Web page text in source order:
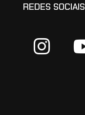
REDES SOCIAIS